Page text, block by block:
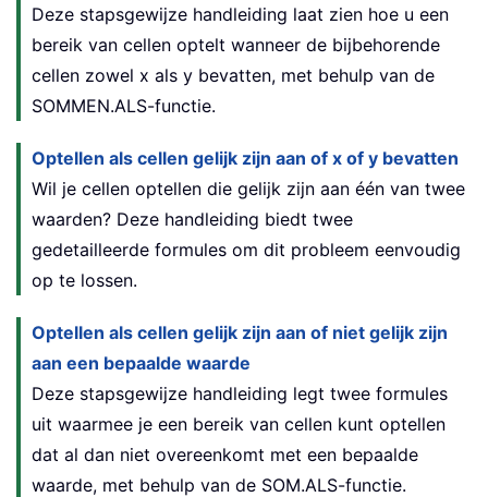
Deze stapsgewijze handleiding laat zien hoe u een
bereik van cellen optelt wanneer de bijbehorende
cellen zowel x als y bevatten, met behulp van de
SOMMEN.ALS-functie.
Optellen als cellen gelijk zijn aan of x of y bevatten
Wil je cellen optellen die gelijk zijn aan één van twee
waarden? Deze handleiding biedt twee
gedetailleerde formules om dit probleem eenvoudig
op te lossen.
Optellen als cellen gelijk zijn aan of niet gelijk zijn
aan een bepaalde waarde
Deze stapsgewijze handleiding legt twee formules
uit waarmee je een bereik van cellen kunt optellen
dat al dan niet overeenkomt met een bepaalde
waarde, met behulp van de SOM.ALS-functie.